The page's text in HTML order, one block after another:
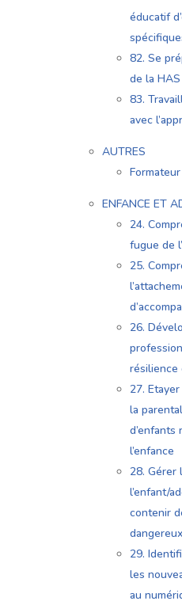
éducatif
82. Se
de la HAS
83.
avec
AUTRES
ENFANCE ET
24.
fugue de
25.
26.
résilience
27.
la
l’enfance
28. Gérer
l’enfant/
contenir
dangereux
29.
les
au